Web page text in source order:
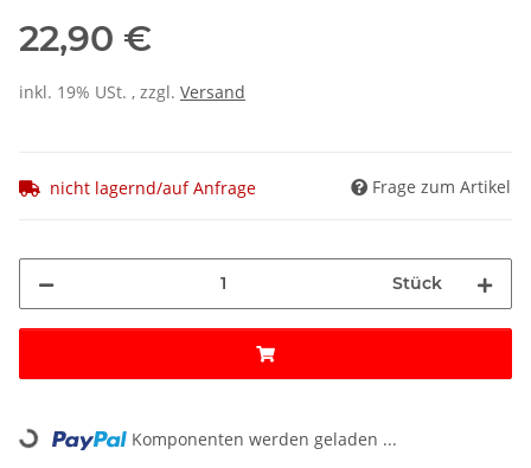
22,90 €
inkl. 19% USt. , zzgl. Versand
nicht lagernd/auf Anfrage Frage zum Artikel
Stück
Loading... Komponenten werden geladen ...